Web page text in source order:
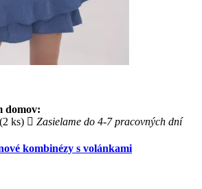
domov:
ks)
Zasielame do 4-7 pracovných dní
kombinézy s volánkami